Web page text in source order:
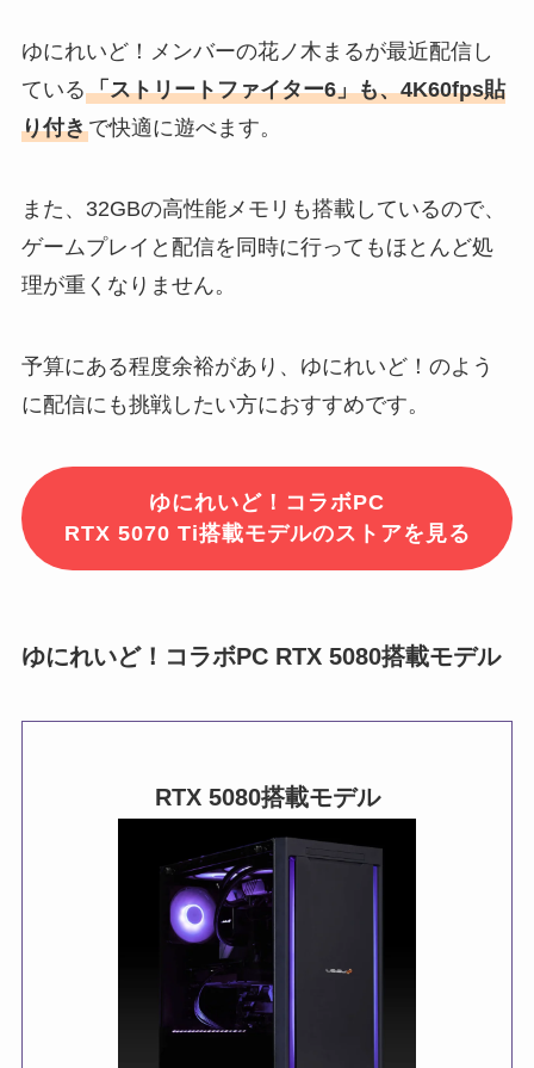
ゆにれいど！メンバーの花ノ木まるが最近配信し
ている「ストリートファイター6」も、4K60fps貼
り付きで快適に遊べます。
また、32GBの高性能メモリも搭載しているので、
ゲームプレイと配信を同時に行ってもほとんど処
理が重くなりません。
予算にある程度余裕があり、ゆにれいど！のよう
に配信にも挑戦したい方におすすめです。
ゆにれいど！コラボPC
RTX 5070 Ti搭載モデルのストアを見る
ゆにれいど！コラボPC RTX 5080搭載モデル
RTX 5080搭載モデル